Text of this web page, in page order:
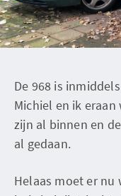
De 968 is
Michiel en ik
zijn al binnen en
al gedaan.
Helaas moet er nu